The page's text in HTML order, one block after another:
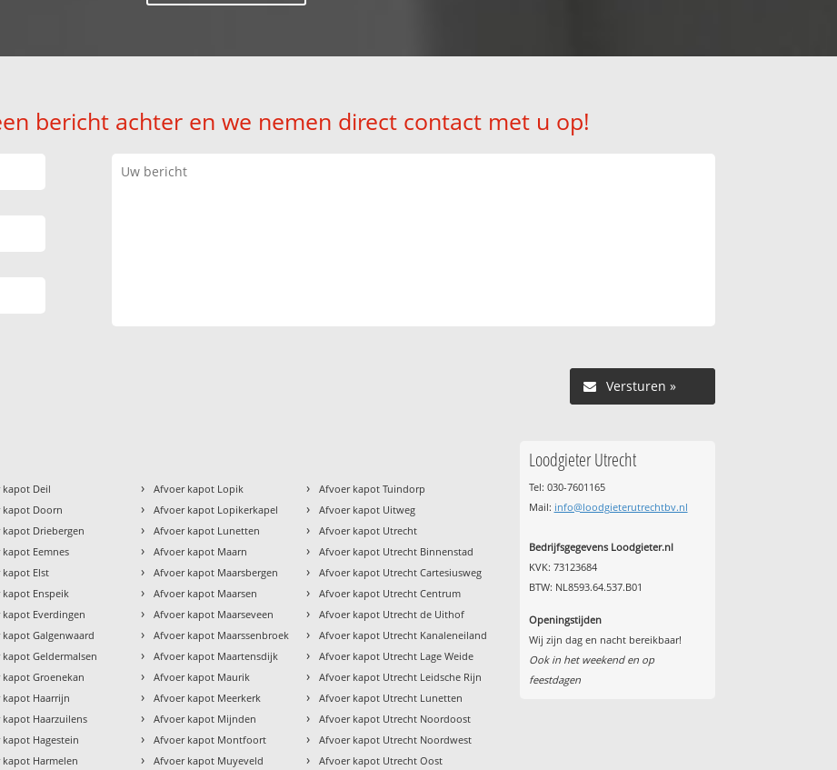
bericht achter en we nemen direct contact met u op!
Versturen »
kapot Deil
kapot Doorn
kapot Driebergen
Eemnes
kapot Elst
kapot Enspeik
kapot Everdingen
kapot Galgenwaard
Geldermalsen
kapot Groenekan
kapot Haarrijn
kapot Haarzuilens
Hagestein
kapot Harmelen
› Afvoer kapot Lopik
› Afvoer kapot Lopikerkapel
› Afvoer kapot Lunetten
› Afvoer kapot Maarn
› Afvoer kapot Maarsbergen
› Afvoer kapot Maarsen
› Afvoer kapot Maarseveen
› Afvoer kapot Maarssenbroek
› Afvoer kapot Maartensdijk
› Afvoer kapot Maurik
› Afvoer kapot Meerkerk
› Afvoer kapot Mijnden
› Afvoer kapot Montfoort
› Afvoer kapot Muyeveld
› Afvoer kapot Tuindorp
› Afvoer kapot Uitweg
› Afvoer kapot Utrecht
› Afvoer kapot Utrecht Binnenstad
› Afvoer kapot Utrecht Cartesiusweg
› Afvoer kapot Utrecht Centrum
› Afvoer kapot Utrecht de Uithof
› Afvoer kapot Utrecht Kanaleneiland
› Afvoer kapot Utrecht Lage Weide
› Afvoer kapot Utrecht Leidsche Rijn
› Afvoer kapot Utrecht Lunetten
› Afvoer kapot Utrecht Noordoost
› Afvoer kapot Utrecht Noordwest
› Afvoer kapot Utrecht Oost
Loodgieter Utrecht
Tel: 030-7601165
Mail: info@loodgieterutrechtbv.nl
Bedrijfsgegevens Loodgieter.nl
KVK: 73123684
BTW: NL8593.64.537.B01
Openingstijden
Wij zijn dag en nacht bereikbaar!
Ook in het weekend en op
feestdagen